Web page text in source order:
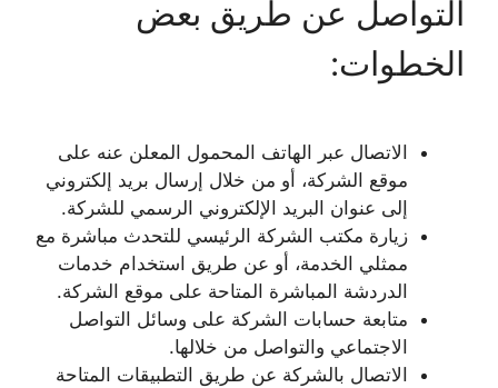
التواصل عن طريق بعض
الخطوات:
الاتصال عبر الهاتف المحمول المعلن عنه على
موقع الشركة، أو من خلال إرسال بريد إلكتروني
إلى عنوان البريد الإلكتروني الرسمي للشركة.
زيارة مكتب الشركة الرئيسي للتحدث مباشرة مع
ممثلي الخدمة، أو عن طريق استخدام خدمات
الدردشة المباشرة المتاحة على موقع الشركة.
متابعة حسابات الشركة على وسائل التواصل
الاجتماعي والتواصل من خلالها.
الاتصال بالشركة عن طريق التطبيقات المتاحة